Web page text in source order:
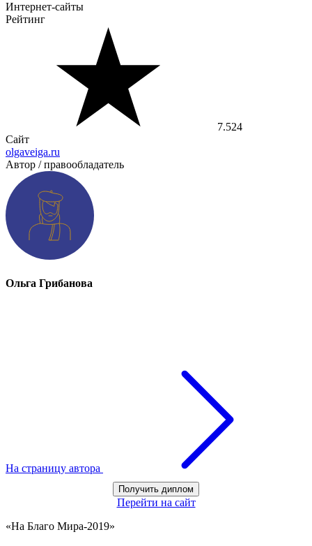
Интернет-сайты
Рейтинг
7.524
Сайт
olgaveiga.ru
Автор / правообладатель
Ольга Грибанова
На страницу автора
Получить диплом
Перейти на сайт
«На Благо Мира-2019»